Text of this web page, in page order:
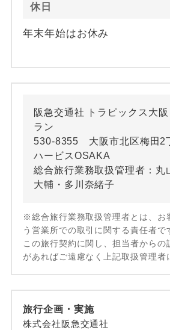
休日
年末年始はお休み
阪急交通社 トラピックス大
ラン
530-8355 大阪市北区梅田2
ハービスOSAKA
総合旅行業務取扱管理者：丸
大輔・多川奈緒子
※総合旅行業務取扱管理者とは、お
う営業所での取引に関する責任者で
この旅行契約に関し、担当者からの
があればご遠慮なく上記取扱管理者
旅行企画・実施
株式会社阪急交通社